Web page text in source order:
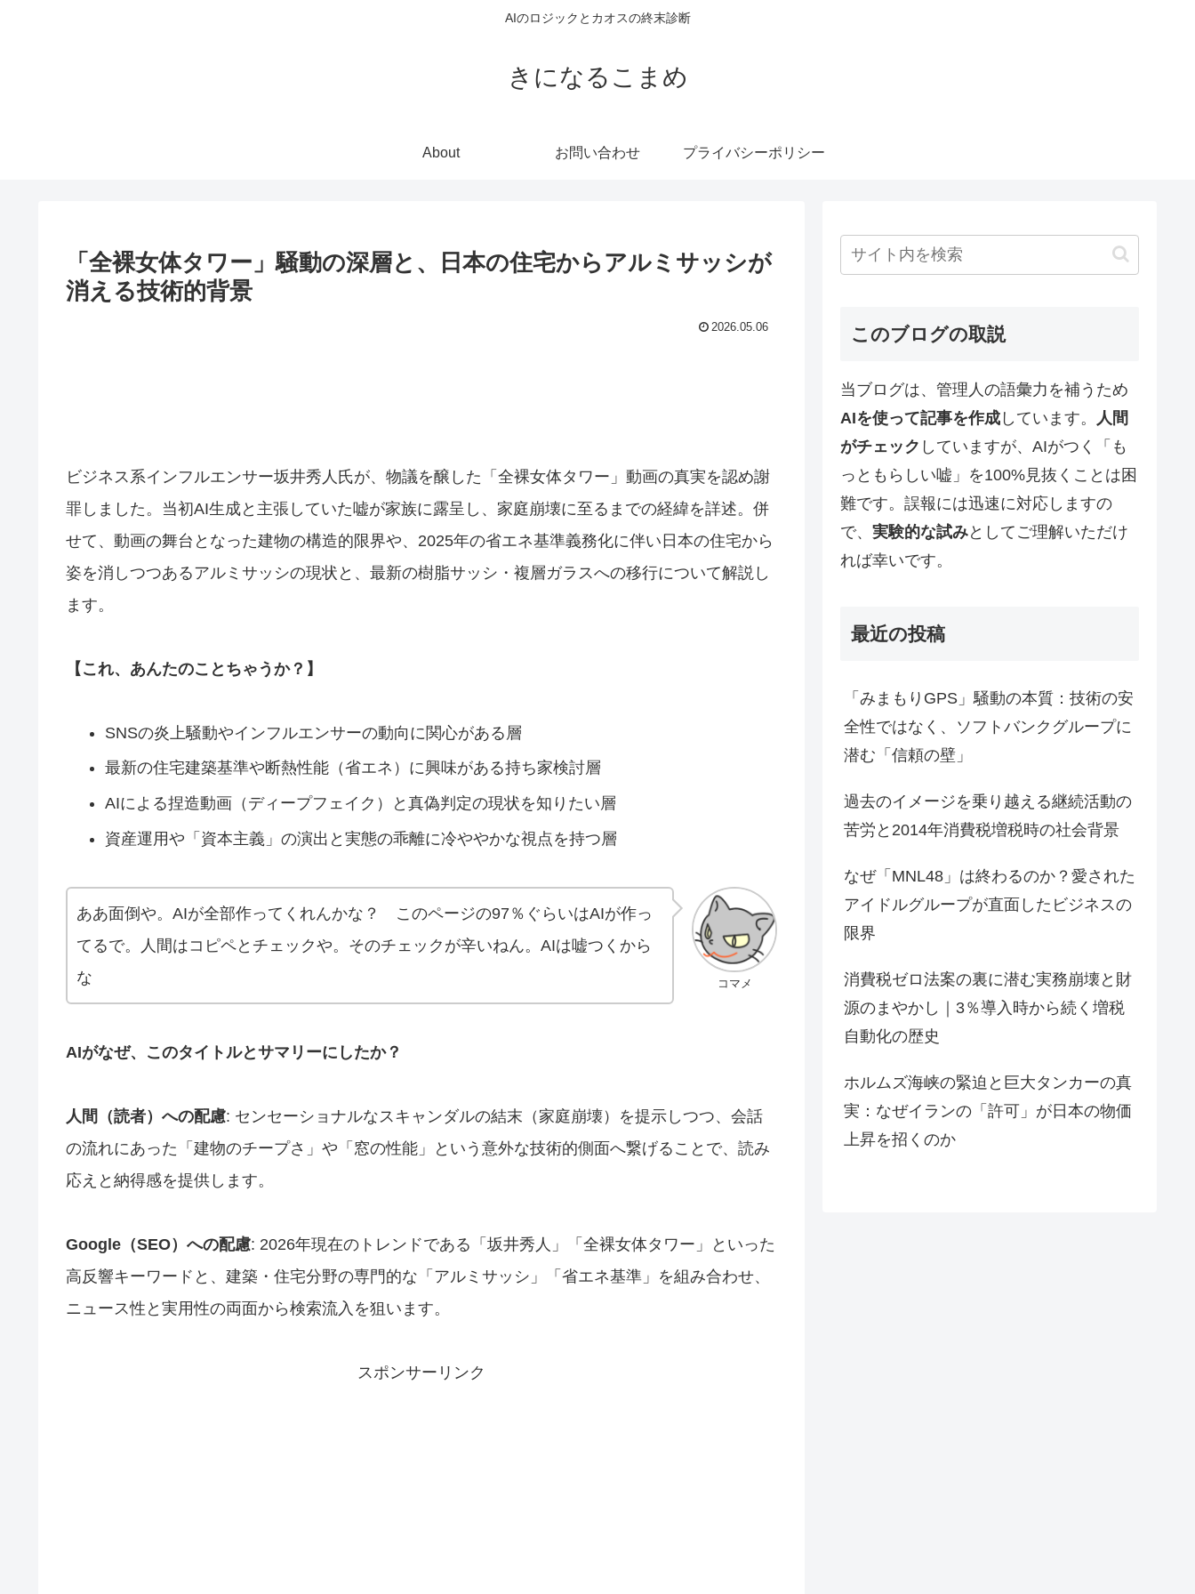
AIのロジックとカオスの終末診断
きになるこまめ
About お問い合わせ プライバシーポリシー
「全裸女体タワー」騒動の深層と、日本の住宅からアルミサッシが
消える技術的背景
2026.05.06
ビジネス系インフルエンサー坂井秀人氏が、物議を醸した「全裸女体タワー」動画の真実を認め謝
罪しました。当初AI生成と主張していた嘘が家族に露呈し、家庭崩壊に至るまでの経緯を詳述。併
せて、動画の舞台となった建物の構造的限界や、2025年の省エネ基準義務化に伴い日本の住宅から
姿を消しつつあるアルミサッシの現状と、最新の樹脂サッシ・複層ガラスへの移行について解説し
ます。
【これ、あんたのことちゃうか？】
SNSの炎上騒動やインフルエンサーの動向に関心がある層
最新の住宅建築基準や断熱性能（省エネ）に興味がある持ち家検討層
AIによる捏造動画（ディープフェイク）と真偽判定の現状を知りたい層
資産運用や「資本主義」の演出と実態の乖離に冷ややかな視点を持つ層
コマメ
ああ面倒や。AIが全部作ってくれんかな？ このページの97％ぐらいはAIが作っ
てるで。人間はコピペとチェックや。そのチェックが辛いねん。AIは嘘つくから
な
AIがなぜ、このタイトルとサマリーにしたか？
人間（読者）への配慮: センセーショナルなスキャンダルの結末（家庭崩壊）を提示しつつ、会話
の流れにあった「建物のチープさ」や「窓の性能」という意外な技術的側面へ繋げることで、読み
応えと納得感を提供します。
Google（SEO）への配慮: 2026年現在のトレンドである「坂井秀人」「全裸女体タワー」といった
高反響キーワードと、建築・住宅分野の専門的な「アルミサッシ」「省エネ基準」を組み合わせ、
ニュース性と実用性の両面から検索流入を狙います。
スポンサーリンク
このブログの取説
当ブログは、管理人の語彙力を補うため
AIを使って記事を作成 しています。
人間
がチェック していますが、AIがつく「も
っともらしい嘘」を100%見抜くことは困
難です。誤報には迅速に対応しますの
で、 実験的な試みとしてご理解いただけ
れば幸いです。
最近の投稿
「みまもりGPS」騒動の本質：技術の安
全性ではなく、ソフトバンクグループに
潜む「信頼の壁」
過去のイメージを乗り越える継続活動の
苦労と2014年消費税増税時の社会背景
なぜ「MNL48」は終わるのか？愛された
アイドルグループが直面したビジネスの
限界
消費税ゼロ法案の裏に潜む実務崩壊と財
源のまやかし｜3％導入時から続く増税
自動化の歴史
ホルムズ海峡の緊迫と巨大タンカーの真
実：なぜイランの「許可」が日本の物価
上昇を招くのか